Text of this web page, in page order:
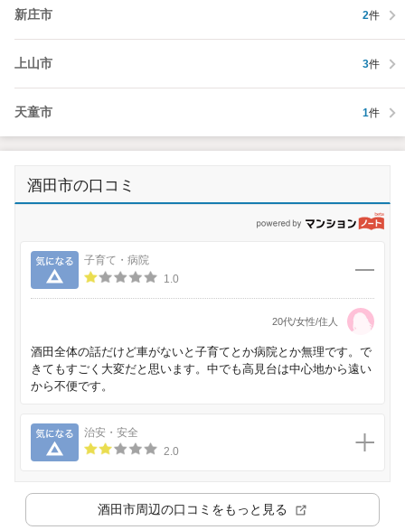
新庄市 2件
上山市 3件
天童市 1件
酒田市の口コミ
気になる
子育て・病院
1.0
20代/女性/住人
酒田全体の話だけど車がないと子育てとか病院とか無理です。で
きてもすごく大変だと思います。中でも高見台は中心地から遠い
から不便です。
気になる
治安・安全
2.0
酒田市周辺の口コミをもっと見る